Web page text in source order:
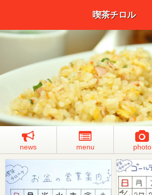
喫茶チロル
news menu photo